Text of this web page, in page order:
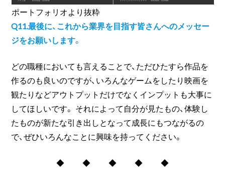
ポートフォリオより抜粋
Q11.最後に、これから業界を目指す皆さんへのメッセー
ジをお願いします。
どの職種においても言えることで、ただひたすら作品を
作るのも良いのですが、いろんなゲームをしたり映画を
観たりなどアウトプットだけでなくインプットも大事に
してほしいです。 それによって自分が見たもの、体験し
たものが新たな引き出しとなって成長にもつながるの
で、ぜひいろんなことに興味を持ってください。
◆ ◆ ◆ ◆ ◆